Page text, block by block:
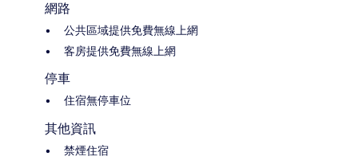
網路
公共區域提供免費無線上網
客房提供免費無線上網
停車
住宿無停車位
其他資訊
禁煙住宿